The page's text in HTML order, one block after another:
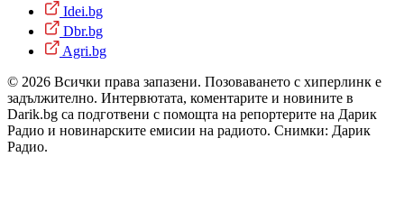
Idei.bg
Dbr.bg
Agri.bg
© 2026 Всички права запазени. Позоваването с хиперлинк е
задължително. Интервютата, коментарите и новините в
Darik.bg са подготвени с помощта на репортерите на Дарик
Радио и новинарските емисии на радиото. Снимки: Дарик
Радио.